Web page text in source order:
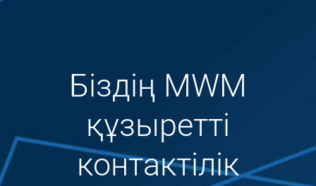
Біздің MWM
құзыретті
контактілік